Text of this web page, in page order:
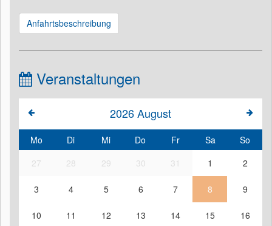
Anfahrtsbeschreibung
Veranstaltungen
2026August
Mo Di Mi Do Fr Sa
So
27
28 29 30 31 1 2
3 4 5 6 7 8 9
10 11 12 13 14 15 16